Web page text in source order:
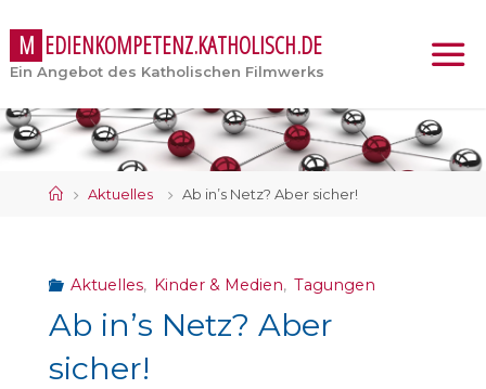
M EDIENKOMPETENZ.KATHOLISCH.DE
Ein Angebot des Katholischen Filmwerks
StartAktuelles Ab in’s Netz? Aber sicher!
Aktuelles, Kinder & Medien, Tagungen
Ab in’s Netz? Aber
sicher!